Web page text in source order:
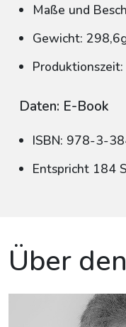
Maße und
Gewicht:
Daten: E-Book
ISBN: 978-3-
Entspricht 184
Über